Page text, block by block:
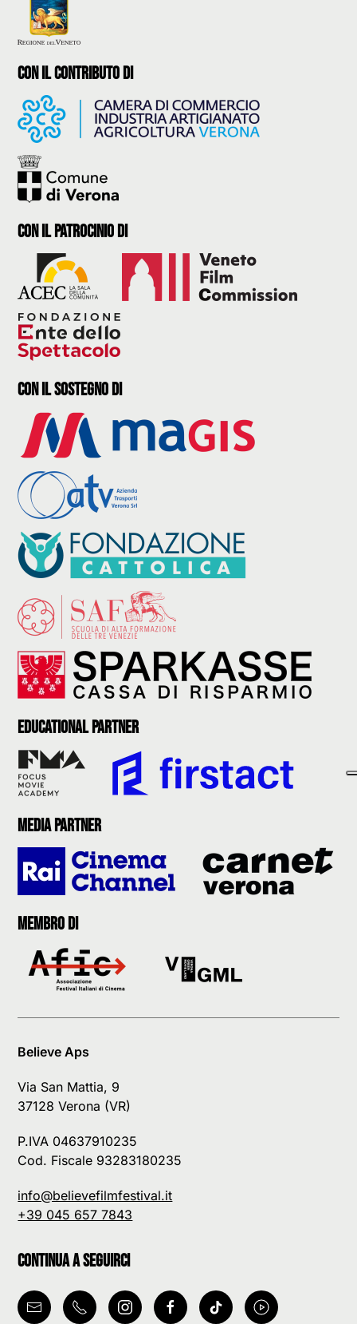
con il contributo di
con il Patrocinio di
con il sostegno di
Educational partner
Media partner
Membro di
Believe Aps
Via San Mattia, 9
37128 Verona (VR)
P.IVA 04637910235
Cod. Fiscale 93283180235
info@believefilmfestival.it
+39 045 657 7843
Continua a seguirci